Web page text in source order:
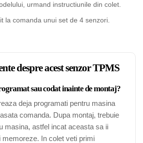
urmand instructiunile din colet.
la comanda unui set de 4 senzori.
despre acest senzor TPMS
sau codat inainte de montaj?
deja programati pentru masina
comanda. Dupa montaj, trebuie
masina, astfel incat aceasta sa ii
In colet veti primi